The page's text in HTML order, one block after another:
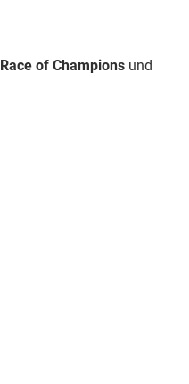
Race of Champions und